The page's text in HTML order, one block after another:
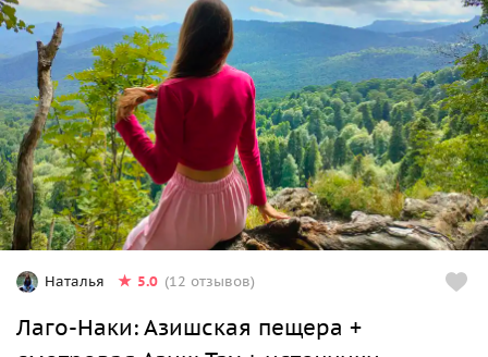
Наталья 5.0 (12 отзывов)
Лаго-Наки: Азишская пещера +